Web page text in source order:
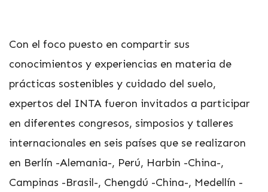
Con el foco puesto en compartir sus
conocimientos y experiencias en materia de
prácticas sostenibles y cuidado del suelo,
expertos del INTA fueron invitados a participar
en diferentes congresos, simposios y talleres
internacionales en seis países que se realizaron
en Berlín -Alemania-, Perú, Harbin -China-,
Campinas -Brasil-, Chengdú -China-, Medellín -